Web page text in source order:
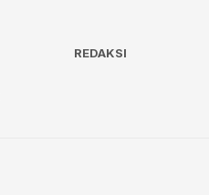
REDAKSI